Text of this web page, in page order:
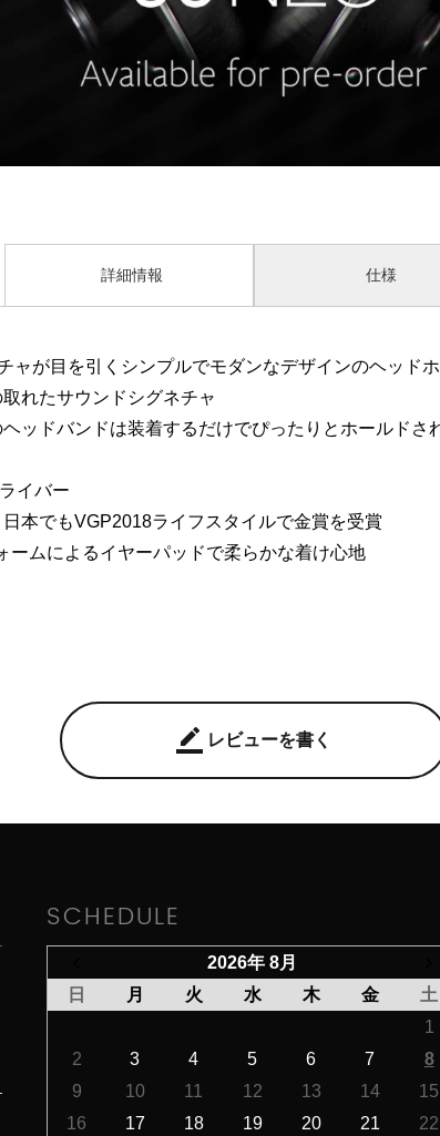
詳細情報 仕様
ャが目を引くシンプルでモダンなデザインのヘッド
れたサウンドシグネチャ
ッドバンドは装着するだけでぴったりとホールドさ
イバー
本でもVGP2018ライフスタイルで金賞を受賞
ームによるイヤーパッドで柔らかな着け心地
border_color レビューを書く
SCHEDULE
2026年 8月
日
月 火 水 木 金
土
1
2
3 4 5 6 7
8
9
10 11 12 13 14
15
16
17 18 19 20 21
22